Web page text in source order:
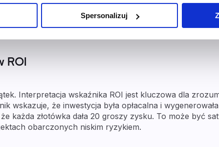
Spersonalizuj
wartości pieniądza w czasie. Oznacza to, że nie
w trzy lata. Właśnie dlatego warto zestawiać ROI z
zwrotu) czy NPV (wartość bieżąca netto).
ROI
Interpretacja wskaźnika ROI jest kluczowa dla
wskazuje, że inwestycja była opłacalna i
każda złotówka dała 20 groszy zysku. To może być
obarczonych niskim ryzykiem.